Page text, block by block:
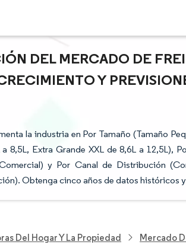
DEL MERCADO DE
Y
la industria en Por Tamaño (Tamaño
8,5L, Extra Grande XXL de 8,6L a 12,5L),
y Por Canal de Distribución
Obtenga cinco años de datos históricos
Del Hogar Y La Propiedad Mercado